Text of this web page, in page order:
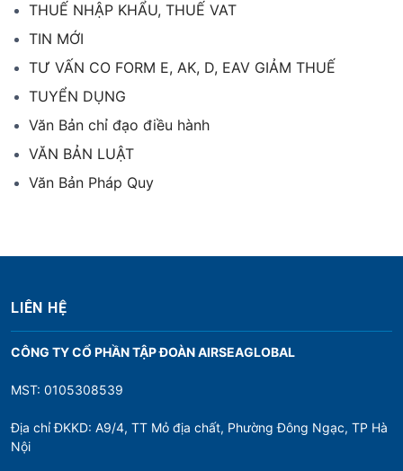
THUẾ NHẬP KHẨU, THUẾ VAT
TIN MỚI
TƯ VẤN CO FORM E, AK, D, EAV GIẢM THUẾ
TUYỂN DỤNG
Văn Bản chỉ đạo điều hành
VĂN BẢN LUẬT
Văn Bản Pháp Quy
LIÊN HỆ
CÔNG TY CỔ PHẦN TẬP ĐOÀN AIRSEAGLOBAL
MST: 0105308539
Địa chỉ ĐKKD: A9/4, TT Mỏ địa chất, Phường Đông Ngạc, TP Hà
Nội